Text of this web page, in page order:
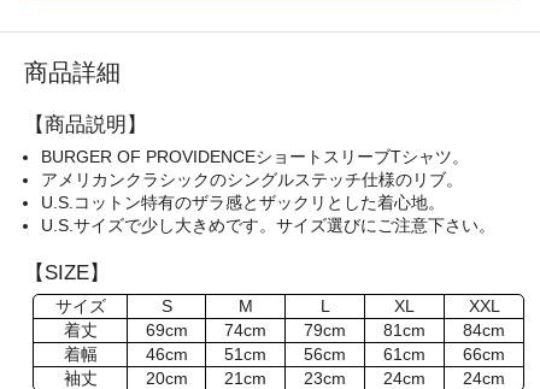
商品詳細
【商品説明】
BURGER OF PROVIDENCEショートスリーブTシャツ。
アメリカンクラシックのシングルステッチ仕様のリブ。
U.S.コットン特有のザラ感とザックリとした着心地。
U.S.サイズで少し大きめです。サイズ選びにご注意下さい。
【SIZE】
サイズ S M L XL
XXL
着丈
69cm 74cm 79cm 81cm
84cm
着幅
46cm 51cm 56cm 61cm
66cm
袖丈
20cm 21cm 23cm 24cm 24cm